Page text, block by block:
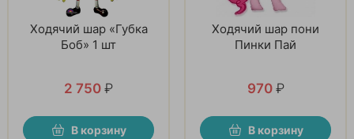
Ходячий шар «Губка
Боб» 1 шт
2 750 ₽
В корзину
Ходячий шар пони
Пинки Пай
970 ₽
В корзину